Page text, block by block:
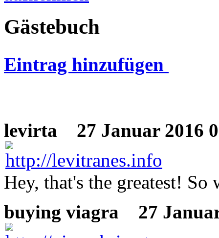
Gästebuch
Eintrag hinzufügen
levirta 27 Januar 2016
Hey, that's the greatest!
buying viagra
27